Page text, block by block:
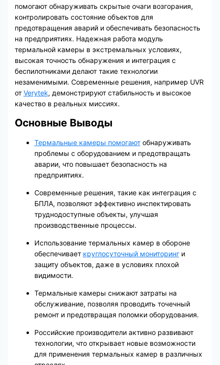
помогают обнаруживать скрытые очаги возгорания,
контролировать состояние объектов для
предотвращения аварий и обеспечивать безопасность
на предприятиях. Надежная работа модуль
термальной камеры в экстремальных условиях,
высокая точность обнаружения и интеграция с
беспилотниками делают такие технологии
незаменимыми. Современные решения, например UVR
от Verytek, демонстрируют стабильность и высокое
качество в реальных миссиях.
Основные Выводы
Термальные камеры помогаютобнаруживать
проблемы с оборудованием и предотвращать
аварии, что повышает безопасность на
предприятиях.
Современные решения, такие как интеграция с
БПЛА, позволяют эффективно инспектировать
труднодоступные объекты, улучшая
производственные процессы.
Использование термальных камер в обороне
обеспечивает круглосуточный мониторинги
защиту объектов, даже в условиях плохой
видимости.
Термальные камеры снижают затраты на
обслуживание, позволяя проводить точечный
ремонт и предотвращая поломки оборудования.
Российские производители активно развивают
технологии, что открывает новые возможности
для применения термальных камер в различных